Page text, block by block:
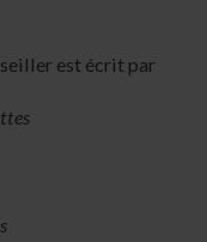
est écrit par